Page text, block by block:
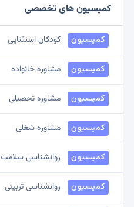
کمیسیون های تخصصی
کمیسیون کودکان استثنایی
کمیسیون مشاوره خانواده
کمیسیون مشاوره تحصیلی
کمیسیون مشاوره شغلی
کمیسیون روانشناسی سلامت
کمیسیون روانشناسی تربیتی